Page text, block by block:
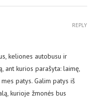
keliones autobusu ir
ant kurios parašyta: laimę,
patys. Galim patys iš
kurioje žmonės bus
REPLY